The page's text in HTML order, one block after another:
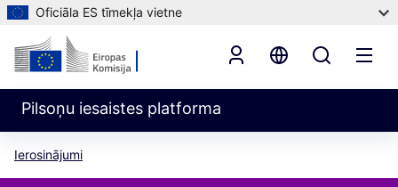
Oficiāla ES tīmekļa vietne
Pilsoņu iesaistes platforma
Ierosinājumi